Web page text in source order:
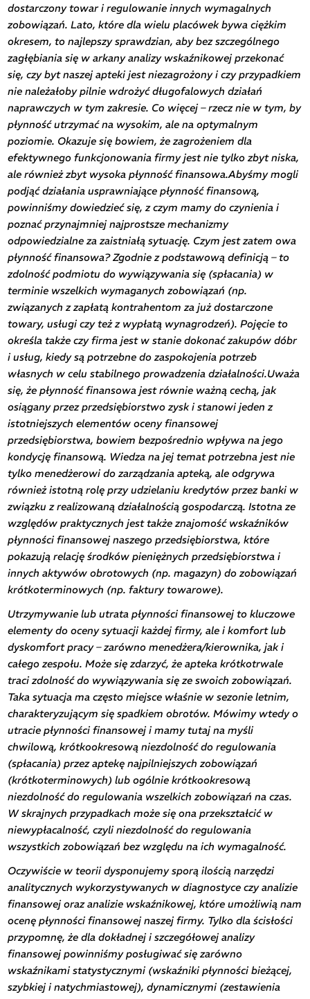
dostarczony towar i regulowanie innych wymagalnych
zobowiązań. Lato, które dla wielu placówek bywa ciężkim
okresem, to najlepszy sprawdzian, aby bez szczególnego
zagłębiania się w arkany analizy wskaźnikowej przekonać
się, czy byt naszej apteki jest niezagrożony i czy przypadkiem
nie należałoby pilnie wdrożyć długofalowych działań
naprawczych w tym zakresie. Co więcej – rzecz nie w tym, by
płynność utrzymać na wysokim, ale na optymalnym
poziomie. Okazuje się bowiem, że zagrożeniem dla
efektywnego funkcjonowania firmy jest nie tylko zbyt niska,
ale również zbyt wysoka płynność finansowa.Abyśmy mogli
podjąć działania usprawniające płynność finansową,
powinniśmy dowiedzieć się, z czym mamy do czynienia i
poznać przynajmniej najprostsze mechanizmy
odpowiedzialne za zaistniałą sytuację. Czym jest zatem owa
płynność finansowa? Zgodnie z podstawową definicją – to
zdolność podmiotu do wywiązywania się (spłacania) w
terminie wszelkich wymaganych zobowiązań (np.
związanych z zapłatą kontrahentom za już dostarczone
towary, usługi czy też z wypłatą wynagrodzeń). Pojęcie to
określa także czy firma jest w stanie dokonać zakupów dóbr
i usług, kiedy są potrzebne do zaspokojenia potrzeb
własnych w celu stabilnego prowadzenia działalności.Uważa
się, że płynność finansowa jest równie ważną cechą, jak
osiągany przez przedsiębiorstwo zysk i stanowi jeden z
istotniejszych elementów oceny finansowej
przedsiębiorstwa, bowiem bezpośrednio wpływa na jego
kondycję finansową. Wiedza na jej temat potrzebna jest nie
tylko menedżerowi do zarządzania apteką, ale odgrywa
również istotną rolę przy udzielaniu kredytów przez banki w
związku z realizowaną działalnością gospodarczą. Istotna ze
względów praktycznych jest także znajomość wskaźników
płynności finansowej naszego przedsiębiorstwa, które
pokazują relację środków pieniężnych przedsiębiorstwa i
innych aktywów obrotowych (np. magazyn) do zobowiązań
krótkoterminowych (np. faktury towarowe).
Utrzymywanie lub utrata płynności finansowej to kluczowe
elementy do oceny sytuacji każdej firmy, ale i komfort lub
dyskomfort pracy – zarówno menedżera/kierownika, jak i
całego zespołu. Może się zdarzyć, że apteka krótkotrwale
traci zdolność do wywiązywania się ze swoich zobowiązań.
Taka sytuacja ma często miejsce właśnie w sezonie letnim,
charakteryzującym się spadkiem obrotów. Mówimy wtedy o
utracie płynności finansowej i mamy tutaj na myśli
chwilową, krótkookresową niezdolność do regulowania
(spłacania) przez aptekę najpilniejszych zobowiązań
(krótkoterminowych) lub ogólnie krótkookresową
niezdolność do regulowania wszelkich zobowiązań na czas.
W skrajnych przypadkach może się ona przekształcić w
niewypłacalność, czyli niezdolność do regulowania
wszystkich zobowiązań bez względu na ich wymagalność.
Oczywiście w teorii dysponujemy sporą ilością narzędzi
analitycznych wykorzystywanych w diagnostyce czy analizie
finansowej oraz analizie wskaźnikowej, które umożliwią nam
ocenę płynności finansowej naszej firmy. Tylko dla ścisłości
przypomnę, że dla dokładnej i szczegółowej analizy
finansowej powinniśmy posługiwać się zarówno
wskaźnikami statystycznymi (wskaźniki płynności bieżącej,
szybkiej i natychmiastowej), dynamicznymi (zestawienia